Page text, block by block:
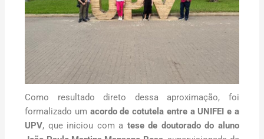
Como resultado direto dessa aproximação, foi
formalizado um acordo de cotutela entre a UNIFEI e a
UPV, que iniciou com a tese de doutorado do aluno